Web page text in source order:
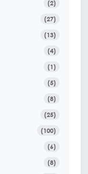
(2)
(27)
(13)
(4)
(1)
(5)
(8)
(25)
(100)
(6)
(8)